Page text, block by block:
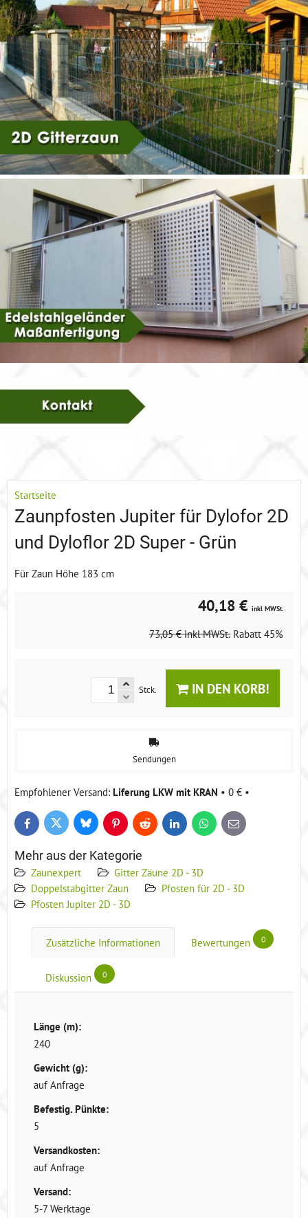
Startseite
Zaunpfosten Jupiter für Dylofor 2D
und Dyloflor 2D Super - Grün
Für Zaun Höhe 183 cm
40,18 € inkl MWSt.
73,05 € inkl MWSt. Rabatt 45%
Stck. IN DEN KORB!
Sendungen
Liferung LKW mit KRAN • 0 € •
FacebookTwitter BlueskyPinterestReddit LinkedInWhatsApp
E-
mail
Mehr aus der Kategorie
Zaunexpert
Gitter Zäune 2D - 3D
Doppelstabgitter Zaun
Pfosten für 2D - 3D
Pfosten Jupiter 2D - 3D
Zusätzliche Informationen Bewertungen 0
Diskussion 0
Länge (m):
240
Gewicht (g):
auf Anfrage
Befestig. Pünkte:
5
Versandkosten:
auf Anfrage
Versand:
5-7 Werktage